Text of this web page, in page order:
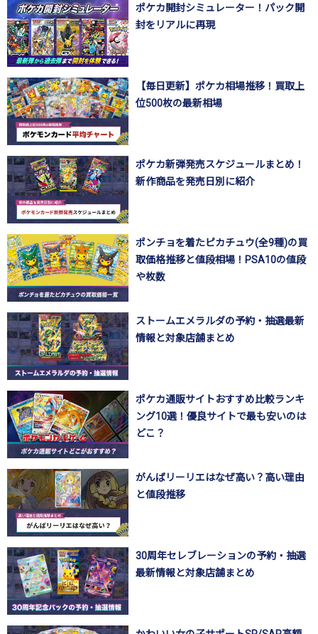
ポケカ開封シミュレーター！パック開
封をリアルに再現
【毎日更新】ポケカ相場推移！買取上
位500枚の最新相場
ポケカ新弾発売スケジュールまとめ！
新作商品を発売日別に紹介
ポンチョを着たピカチュウ(全9種)の買
取価格推移と値段相場！PSA10の値段
や枚数
ストームエメラルダの予約・抽選最新
情報と対象店舗まとめ
ポケカ通販サイトおすすめ比較ランキ
ング10選！優良サイトで最も安いのは
どこ？
がんばリーリエはなぜ高い？高い理由
と値段推移
30周年セレブレーションの予約・抽選
最新情報と対象店舗まとめ